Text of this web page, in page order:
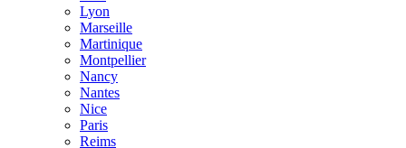
Lyon
Marseille
Martinique
Montpellier
Nancy
Nantes
Nice
Paris
Reims